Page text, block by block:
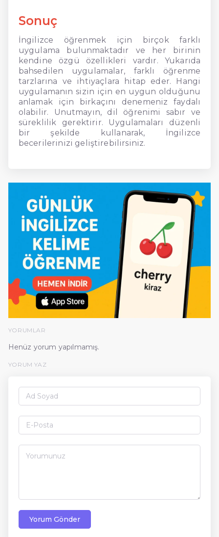
Sonuç
İngilizce öğrenmek için birçok farklı
uygulama bulunmaktadır ve her birinin
kendine özgü özellikleri vardır. Yukarıda
bahsedilen uygulamalar, farklı öğrenme
tarzlarına ve ihtiyaçlara hitap eder. Hangi
uygulamanın sizin için en uygun olduğunu
anlamak için birkaçını denemeniz faydalı
olabilir. Unutmayın, dil öğrenimi sabır ve
süreklilik gerektirir. Uygulamaları düzenli
bir şekilde kullanarak, İngilizce
becerilerinizi geliştirebilirsiniz.
YORUMLAR
Henüz yorum yapılmamış.
YORUM YAZ
Yorum Gönder